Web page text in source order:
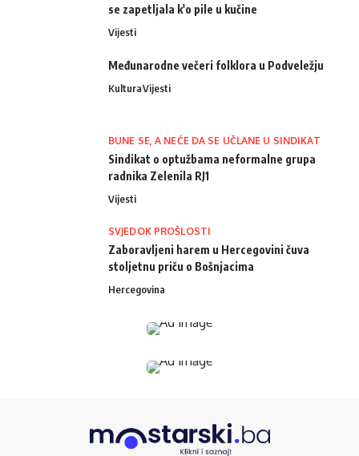
se zapetljala k'o pile u kučine
Vijesti
Međunarodne večeri folklora u Podveležju
KulturaVijesti
BUNE SE, A NEĆE DA SE UČLANE U SINDIKAT
Sindikat o optužbama neformalne grupa
radnika Zelenila RJ1
Vijesti
SVJEDOK PROŠLOSTI
Zaboravljeni harem u Hercegovini čuva
stoljetnu priču o Bošnjacima
Hercegovina